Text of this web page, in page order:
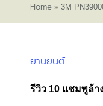
Home » 3M
Posted
ยานยนต์
รีวิว 10 แชมพูล้า